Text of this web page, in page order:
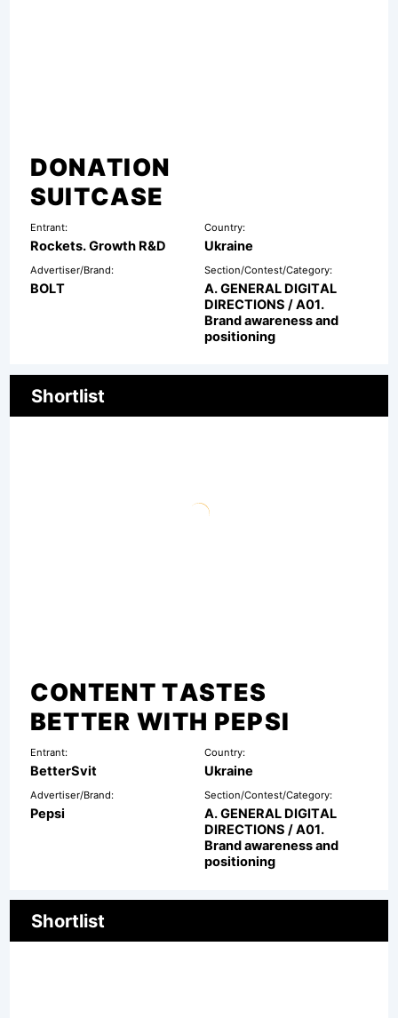
DONATION
SUITCASE
Entrant:
Rockets. Growth R&D
Country:
Ukraine
Advertiser/Brand:
BOLT
Section/Contest/Category:
A. GENERAL DIGITAL
DIRECTIONS / A01.
Brand awareness and
positioning
Shortlist
CONTENT TASTES
BETTER WITH PEPSI
Entrant:
BetterSvit
Country:
Ukraine
Advertiser/Brand:
Pepsi
Section/Contest/Category:
A. GENERAL DIGITAL
DIRECTIONS / A01.
Brand awareness and
positioning
Shortlist